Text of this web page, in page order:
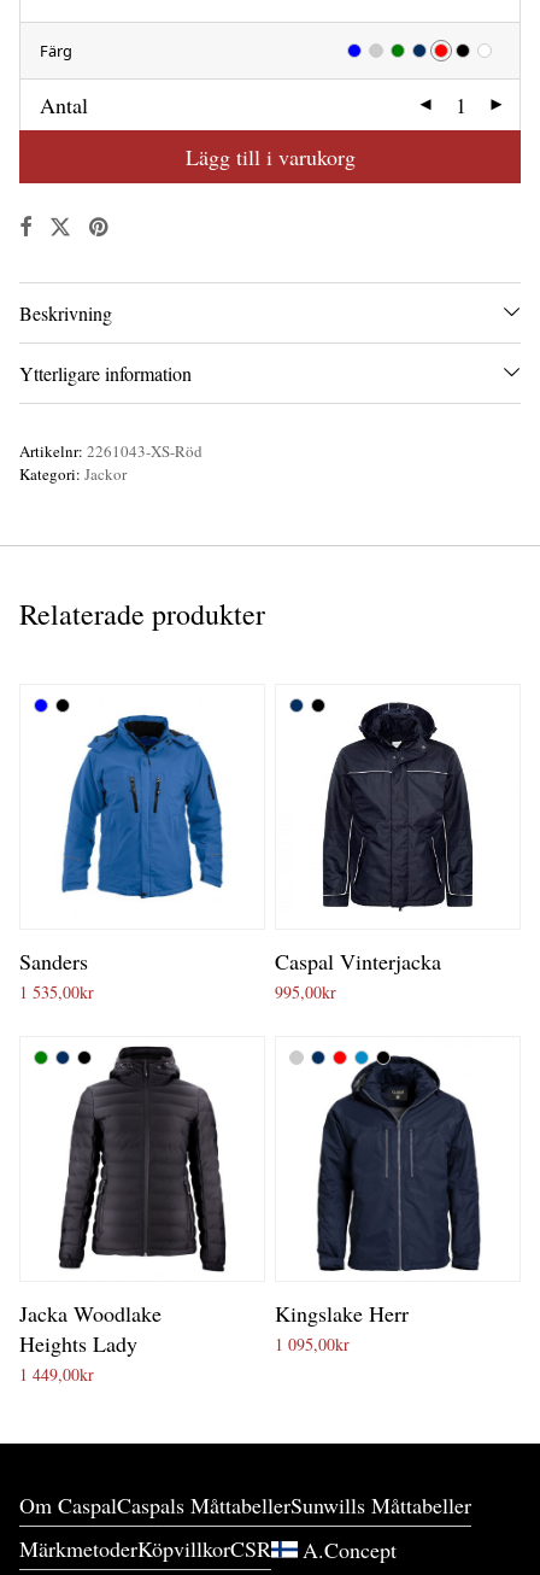
Färg
Antal
Lägg till i varukorg
Beskrivning
Ytterligare information
Artikelnr: 2261043-XS-Röd
Kategori: Jackor
Relaterade produkter
Sanders
1 535,00kr
Caspal Vinterjacka
995,00kr
Jacka Woodlake
Heights Lady
1 449,00kr
Kingslake Herr
1 095,00kr
Om CaspalCaspals MåttabellerSunwills Måttabeller
MärkmetoderKöpvillkorCSR A.Concept